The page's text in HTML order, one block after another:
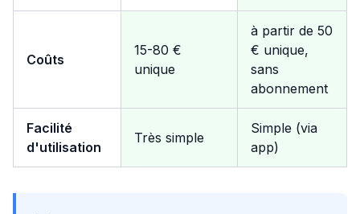
Coûts
15-80 €
unique
à partir de 50
€ unique,
sans
abonnement
Facilité
d'utilisation
Très simple
Simple (via
app)